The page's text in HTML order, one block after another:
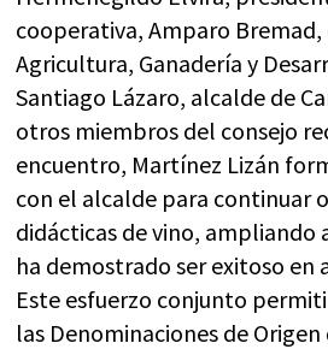
cooperativa, Amparo
Agricultura, Ganadería y
Santiago Lázaro, alcalde de
otros miembros del consejo
encuentro, Martínez Lizán
con el alcalde para continuar
didácticas de vino, ampliando
ha demostrado ser exitoso en
Este esfuerzo conjunto
las Denominaciones de